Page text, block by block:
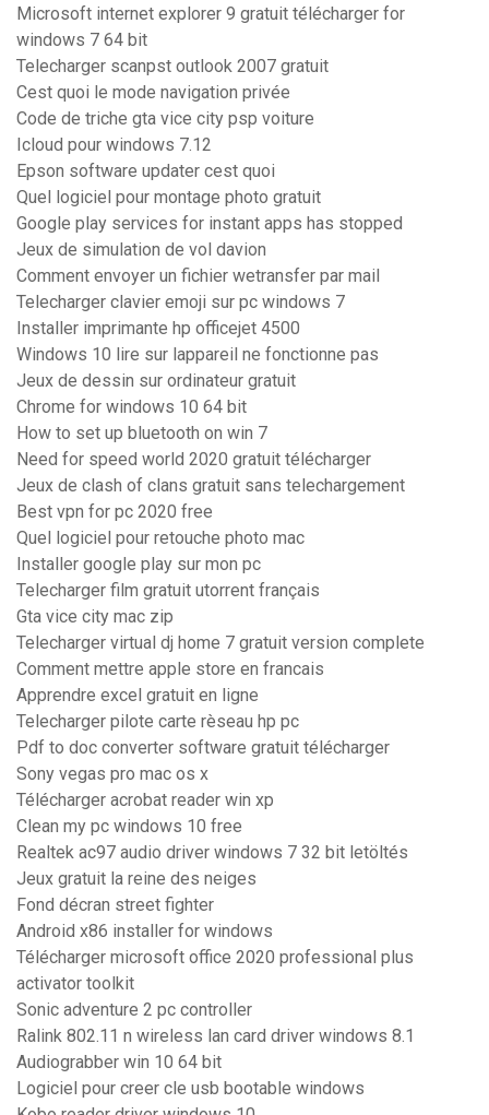
Microsoft internet explorer 9 gratuit télécharger for
windows 7 64 bit
Telecharger scanpst outlook 2007 gratuit
Cest quoi le mode navigation privée
Code de triche gta vice city psp voiture
Icloud pour windows 7.12
Epson software updater cest quoi
Quel logiciel pour montage photo gratuit
Google play services for instant apps has stopped
Jeux de simulation de vol davion
Comment envoyer un fichier wetransfer par mail
Telecharger clavier emoji sur pc windows 7
Installer imprimante hp officejet 4500
Windows 10 lire sur lappareil ne fonctionne pas
Jeux de dessin sur ordinateur gratuit
Chrome for windows 10 64 bit
How to set up bluetooth on win 7
Need for speed world 2020 gratuit télécharger
Jeux de clash of clans gratuit sans telechargement
Best vpn for pc 2020 free
Quel logiciel pour retouche photo mac
Installer google play sur mon pc
Telecharger film gratuit utorrent français
Gta vice city mac zip
Telecharger virtual dj home 7 gratuit version complete
Comment mettre apple store en francais
Apprendre excel gratuit en ligne
Telecharger pilote carte rèseau hp pc
Pdf to doc converter software gratuit télécharger
Sony vegas pro mac os x
Télécharger acrobat reader win xp
Clean my pc windows 10 free
Realtek ac97 audio driver windows 7 32 bit letöltés
Jeux gratuit la reine des neiges
Fond décran street fighter
Android x86 installer for windows
Télécharger microsoft office 2020 professional plus
activator toolkit
Sonic adventure 2 pc controller
Ralink 802.11 n wireless lan card driver windows 8.1
Audiograbber win 10 64 bit
Logiciel pour creer cle usb bootable windows